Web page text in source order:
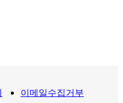
이메일수집거부